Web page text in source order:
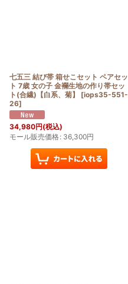
七五三 結び帯 箱せこセット ペアセッ
ト 7歳 女の子 金襴生地の作り帯セッ
ト(合繊)【白系、菊】
[iops35-551-
26]
34,980円(税込)
モール販売価格: 36,300円